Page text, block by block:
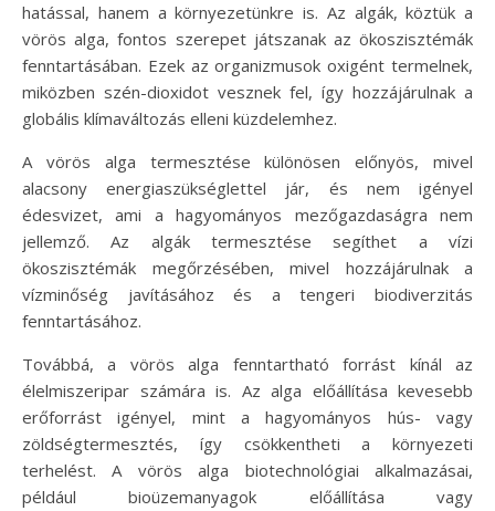
hatással, hanem a környezetünkre is. Az algák, köztük a
vörös alga, fontos szerepet játszanak az ökoszisztémák
fenntartásában. Ezek az organizmusok oxigént termelnek,
miközben szén-dioxidot vesznek fel, így hozzájárulnak a
globális klímaváltozás elleni küzdelemhez.
A vörös alga termesztése különösen előnyös, mivel
alacsony energiaszükséglettel jár, és nem igényel
édesvizet, ami a hagyományos mezőgazdaságra nem
jellemző. Az algák termesztése segíthet a vízi
ökoszisztémák megőrzésében, mivel hozzájárulnak a
vízminőség javításához és a tengeri biodiverzitás
fenntartásához.
Továbbá, a vörös alga fenntartható forrást kínál az
élelmiszeripar számára is. Az alga előállítása kevesebb
erőforrást igényel, mint a hagyományos hús- vagy
zöldségtermesztés, így csökkentheti a környezeti
terhelést. A vörös alga biotechnológiai alkalmazásai,
például bioüzemanyagok előállítása vagy